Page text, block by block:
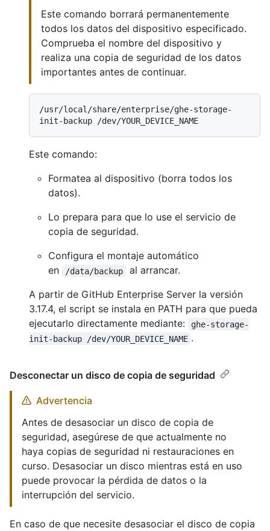
Este comando borrará permanentemente
todos los datos del dispositivo especificado.
Comprueba el nombre del dispositivo y
realiza una copia de seguridad de los datos
importantes antes de continuar.
/usr/local/share/enterprise/ghe-storage-
Este comando:
Formatea al dispositivo (borra todos los
datos).
Lo prepara para que lo use el servicio de
copia de seguridad.
Configura el montaje automático
en
/data/backup
al arrancar.
A partir de GitHub Enterprise Server la versión
3.17.4, el script se instala en PATH para que pueda
ejecutarlo directamente mediante:
ghe-storage-
init-backup /dev/YOUR_DEVICE_NAME .
Desconectar un disco de copia de seguridad
Advertencia
Antes de desasociar un disco de copia de
seguridad, asegúrese de que actualmente no
haya copias de seguridad ni restauraciones en
curso. Desasociar un disco mientras está en uso
puede provocar la pérdida de datos o la
interrupción del servicio.
En caso de que necesite desasociar el disco de copia